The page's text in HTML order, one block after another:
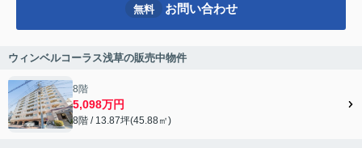
無料 お問い合わせ
ウィンベルコーラス浅草の販売中物件
8階
5,098万円
8階 / 13.87坪(45.88㎡)